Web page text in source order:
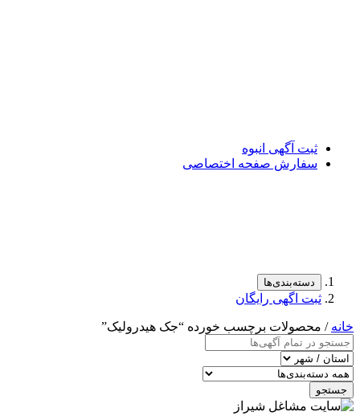
ثبت آگهی انبوه
سفارش صفحه اختصاصی
دسته‌بندی‌ها
ثبت اگهی رایگان
خانه / محصولات برچسب خورده “جک هیدرولیک”
جستجو